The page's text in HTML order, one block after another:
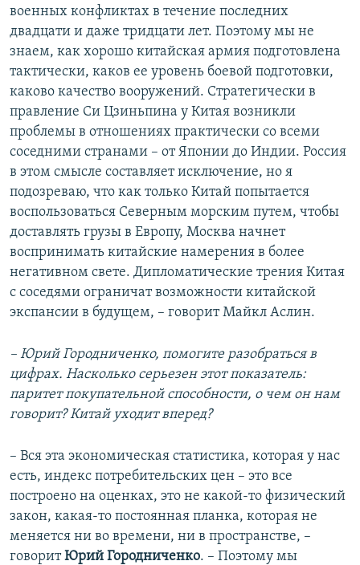
военных конфликтах в течение последних
двадцати и даже тридцати лет. Поэтому мы не
знаем, как хорошо китайская армия подготовлена
тактически, каков ее уровень боевой подготовки,
каково качество вооружений. Стратегически в
правление Си Цзиньпина у Китая возникли
проблемы в отношениях практически со всеми
соседними странами – от Японии до Индии. Россия
в этом смысле составляет исключение, но я
подозреваю, что как только Китай попытается
воспользоваться Северным морским путем, чтобы
доставлять грузы в Европу, Москва начнет
воспринимать китайские намерения в более
негативном свете. Дипломатические трения Китая
с соседями ограничат возможности китайской
экспансии в будущем, – говорит Майкл Аслин.
– Юрий Городниченко, помогите разобраться в
цифрах. Насколько серьезен этот показатель:
паритет покупательной способности, о чем он нам
говорит? Китай уходит вперед?
– Вся эта экономическая статистика, которая у нас
есть, индекс потребительских цен – это все
построено на оценках, это не какой-то физический
закон, какая-то постоянная планка, которая не
меняется ни во времени, ни в пространстве, –
говоритЮрий Городниченко. – Поэтому мы